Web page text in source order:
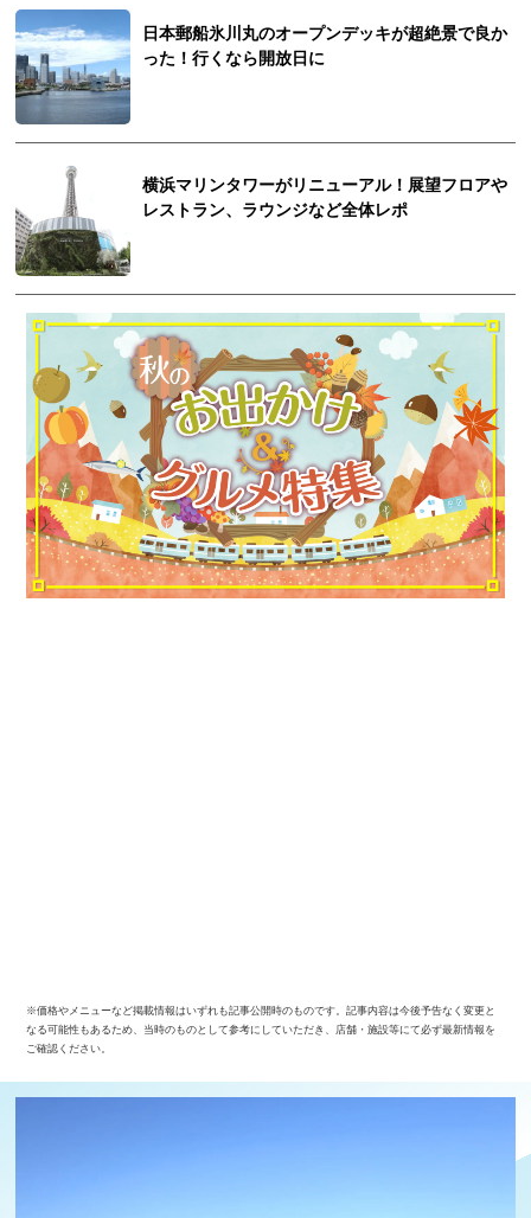
日本郵船氷川丸のオープンデッキが超絶景で良か
った！行くなら開放日に
横浜マリンタワーがリニューアル！展望フロアや
レストラン、ラウンジなど全体レポ
※価格やメニューなど掲載情報はいずれも記事公開時のものです。記事内容は今後予告なく変更と
なる可能性もあるため、当時のものとして参考にしていただき、店舗・施設等にて必ず最新情報を
ご確認ください。